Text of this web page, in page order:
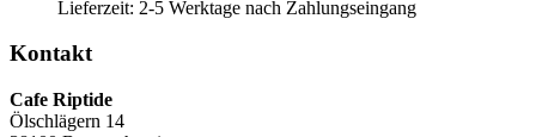
Lieferzeit: 2-5 Werktage nach Zahlungseingang
Kontakt
Cafe Riptide
Ölschlägern 14